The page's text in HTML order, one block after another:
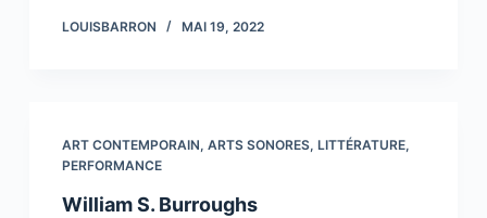
LOUISBARRON MAI 19, 2022
ART CONTEMPORAIN, ARTS SONORES, LITTÉRATURE,
PERFORMANCE
William S. Burroughs